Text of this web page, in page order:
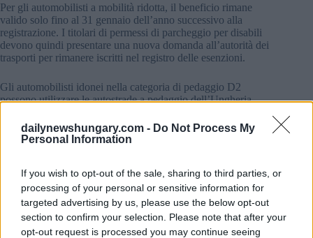
dailynewshungary.com - Do Not Process My
Personal Information
If you wish to opt-out of the sale, sharing to third parties, or
processing of your personal or sensitive information for
targeted advertising by us, please use the below opt-out
section to confirm your selection. Please note that after your
opt-out request is processed you may continue seeing
Per gli automobilisti a mobilità ridotta, il beneficio rimane
valido solo fino al 31 gennaio dell’anno successivo alla
registrazione. I titolari di permessi di parcheggio per disabili
devono quindi presentare una nuova domanda all’autorità dei
trasporti per rimanere iscritti nel registro delle esenzioni.
Gli automobilisti idonei nella categoria di pedaggio D2
possono utilizzare le autostrade a pedaggio dell’Ungheria
economico.